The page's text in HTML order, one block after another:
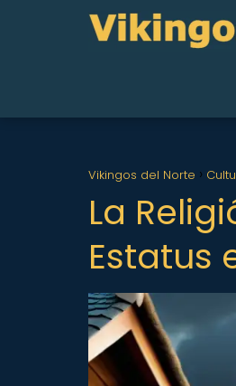
Vikingos del Norte
La
Estatus